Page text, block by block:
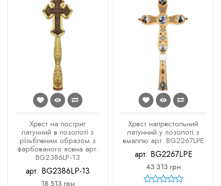
Хрест на постриг
латунний в позолоті з
різьбленим образом з
фарбованого ясена арт.
BG2386LP-13
арт. BG2386LP-13
18 513 грн
Хрест напрестольний
латунний у позолоті з
емаллю арт. BG2267LPE
арт. BG2267LPE
43 313 грн